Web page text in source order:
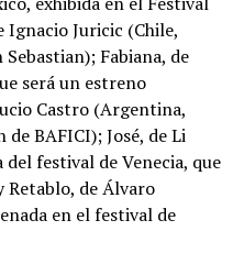
Ignacio Juricic (Chile,
Fabiana, de
será un estreno
Castro (Argentina,
BAFICI); José, de Li
festival de Venecia, que
de Álvaro
en el festival de